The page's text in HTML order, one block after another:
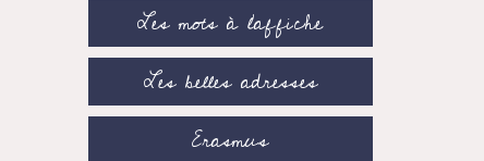
Les mots à l’affiche
Les belles adresses
Erasmus